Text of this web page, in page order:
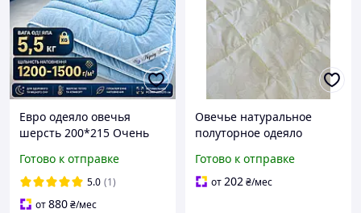
Евро одеяло овечья
шерсть 200*215 Очень
овчины от
производителя.Теплые
мягкие одеяла . Украина
Готово к отправке
5.0 (1)
от880₴/мес
Овечье натуральное
полуторное одеяло
теплые , зимние, мягкие,
теплые одеяла от
Готово к отправке
от202₴/мес